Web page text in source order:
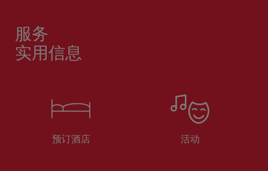
服务
实用信息
预订酒店 活动